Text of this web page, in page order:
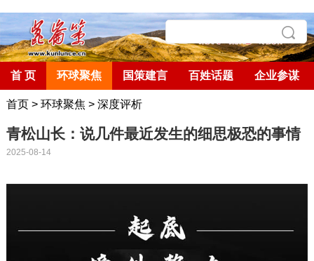
首 页 环球聚焦 国策建言 百姓话题 企业参谋
首页> 环球聚焦 > 深度评析
青松山长：说几件最近发生的细思极恐的事情
2025-08-14